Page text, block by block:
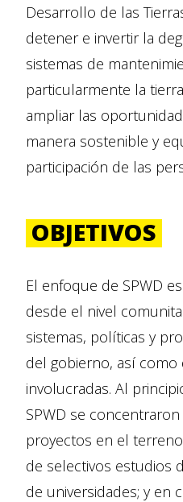
Desarrollo de las
detener e invertir la
sistemas de
particularmente la
ampliar las
manera sostenible y
participación de las
OBJETIVOS
El enfoque de SPWD
desde el nivel
sistemas, políticas y
del gobierno, así como
involucradas. Al
SPWD se
proyectos en el
de selectivos estudios
de universidades; y en